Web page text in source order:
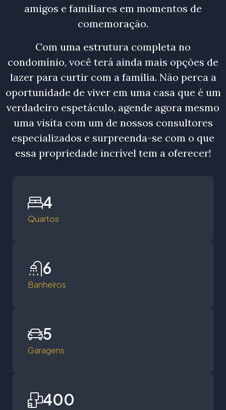
amigos e familiares em momentos de
comemoração.
Com uma estrutura completa no
condomínio, você terá ainda mais opções de
lazer para curtir com a família. Não perca a
oportunidade de viver em uma casa que é um
verdadeiro espetáculo, agende agora mesmo
uma visita com um de nossos consultores
especializados e surpreenda-se com o que
essa propriedade incrível tem a oferecer!
Quartos
4
Banheiros
6
Garagens
5
400